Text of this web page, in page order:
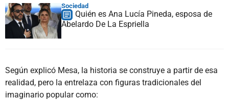
Sociedad
Quién es Ana Lucía Pineda, esposa de
Abelardo De La Espriella
Según explicó Mesa, la historia se construye a partir de esa
realidad, pero la entrelaza con figuras tradicionales del
imaginario popular como: